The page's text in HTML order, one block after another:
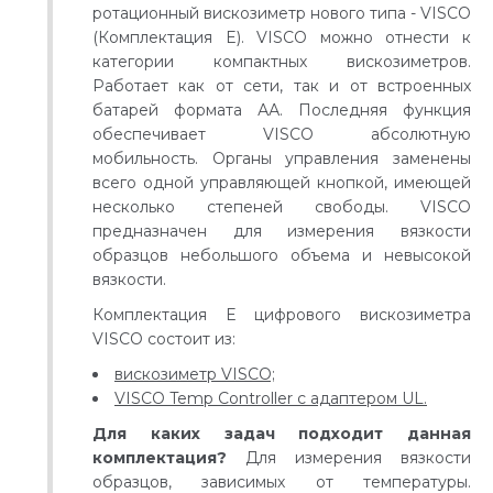
ротационный вискозиметр нового типа - VISCO
(Комплектация E). VISCO можно отнести к
категории компактных вискозиметров.
Работает как от сети, так и от встроенных
батарей формата АА. Последняя функция
обеспечивает VISCO абсолютную
мобильность. Органы управления заменены
всего одной управляющей кнопкой, имеющей
несколько степеней свободы. VISCO
предназначен для измерения вязкости
образцов небольшого объема и невысокой
вязкости.
Комплектация E цифрового вискозиметра
VISCO состоит из:
вискозиметр VISCO;
VISCO Temp Controller с адаптером UL.
Для каких задач подходит данная
комплектация? Для измерения вязкости
образцов, зависимых от температуры.